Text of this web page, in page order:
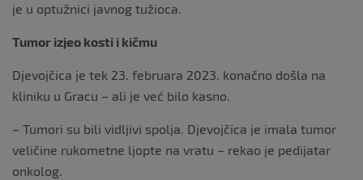
je u optužnici javnog tužioca.
Tumor izjeo kosti i kičmu
Djevojčica je tek 23. februara 2023. konačno došla na
kliniku u Gracu – ali je već bilo kasno.
– Tumori su bili vidljivi spolja. Djevojčica je imala tumor
veličine rukometne ljopte na vratu – rekao je pedijatar
onkolog.